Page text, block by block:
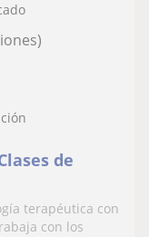
de
terapéutica con
con los